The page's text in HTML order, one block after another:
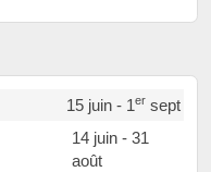
15 juin - 1ersept
14 juin - 31
août